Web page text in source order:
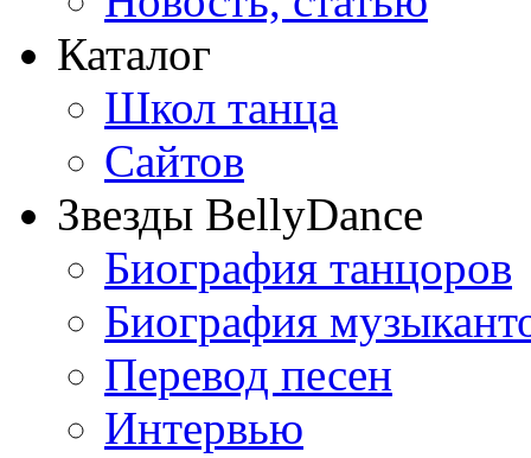
Каталог
Школ танца
Сайтов
Звезды BellyDance
Биография танцоров
Биография
Перевод песен
Интервью